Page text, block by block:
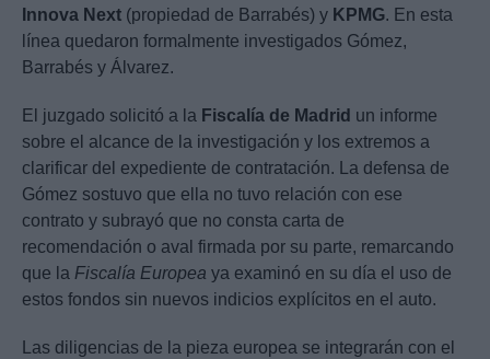
Innova Next (propiedad de Barrabés) y KPMG. En esta
línea quedaron formalmente investigados Gómez,
Barrabés y Álvarez.
El juzgado solicitó a la Fiscalía de Madrid un informe
sobre el alcance de la investigación y los extremos a
clarificar del expediente de contratación. La defensa de
Gómez sostuvo que ella no tuvo relación con ese
contrato y subrayó que no consta carta de
recomendación o aval firmada por su parte, remarcando
que la Fiscalía Europea ya examinó en su día el uso de
estos fondos sin nuevos indicios explícitos en el auto.
Las diligencias de la pieza europea se integrarán con el